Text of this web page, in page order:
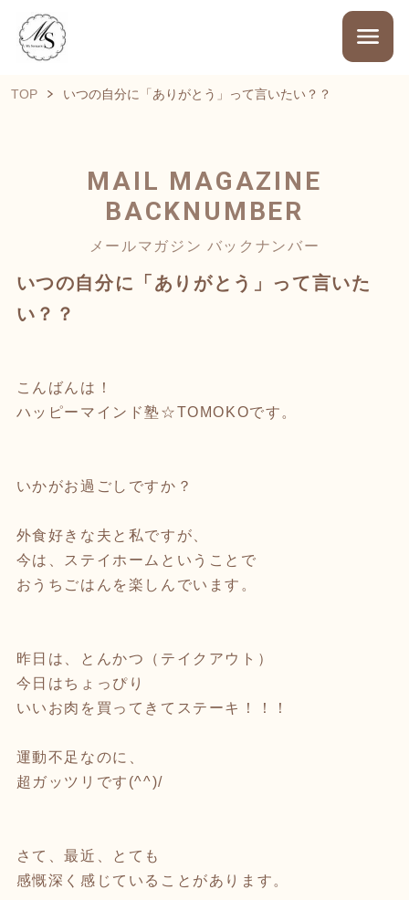
TOP いつの自分に「ありがとう」って言いたい？？
MAIL MAGAZINE
BACKNUMBER
メールマガジン バックナンバー
いつの自分に「ありがとう」って言いた
い？？
こんばんは！
ハッピーマインド塾☆TOMOKOです。
いかがお過ごしですか？
外食好きな夫と私ですが、
今は、ステイホームということで
おうちごはんを楽しんでいます。
昨日は、とんかつ（テイクアウト）
今日はちょっぴり
いいお肉を買ってきてステーキ！！！
運動不足なのに、
超ガッツリです(^^)/
さて、最近、とても
感慨深く感じていることがあります。